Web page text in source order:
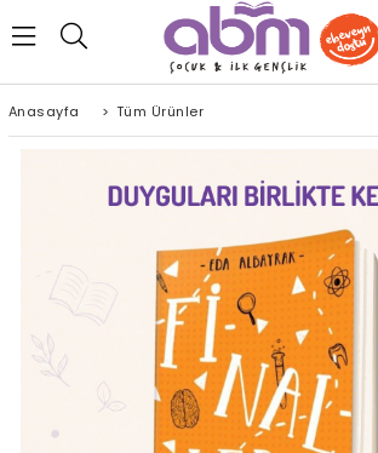
Anasayfa > Tüm Ürünler